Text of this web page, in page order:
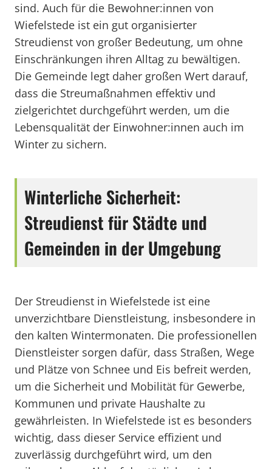
sind. Auch für die Bewohner:innen von
Wiefelstede ist ein gut organisierter
Streudienst von großer Bedeutung, um ohne
Einschränkungen ihren Alltag zu bewältigen.
Die Gemeinde legt daher großen Wert darauf,
dass die Streumaßnahmen effektiv und
zielgerichtet durchgeführt werden, um die
Lebensqualität der Einwohner:innen auch im
Winter zu sichern.
Winterliche Sicherheit:
Streudienst für Städte und
Gemeinden in der Umgebung
Der Streudienst in Wiefelstede ist eine
unverzichtbare Dienstleistung, insbesondere in
den kalten Wintermonaten. Die professionellen
Dienstleister sorgen dafür, dass Straßen, Wege
und Plätze von Schnee und Eis befreit werden,
um die Sicherheit und Mobilität für Gewerbe,
Kommunen und private Haushalte zu
gewährleisten. In Wiefelstede ist es besonders
wichtig, dass dieser Service effizient und
zuverlässig durchgeführt wird, um den